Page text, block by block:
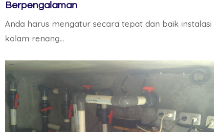
Berpengalaman
Anda harus mengatur secara tepat dan baik instalasi
kolam renang…